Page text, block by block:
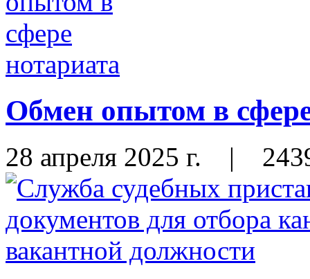
Обмен опытом в
28 апреля 2025 г. |